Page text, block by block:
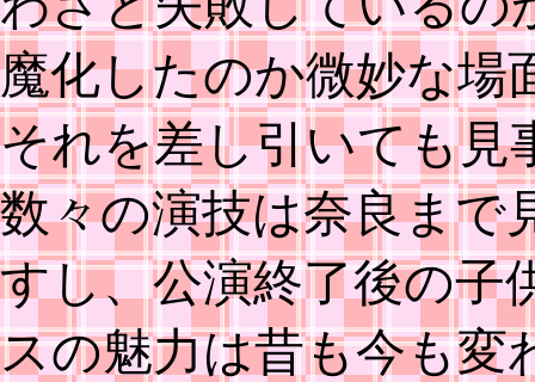
魔化したのか微妙な場
それを差し引いても見
数々の演技は奈良まで
すし、公演終了後の子
スの魅力は昔も今も変